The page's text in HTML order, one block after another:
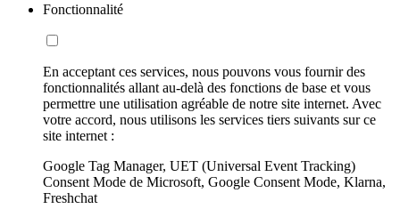
Fonctionnalité
En acceptant ces services, nous pouvons vous fournir des
fonctionnalités allant au-delà des fonctions de base et vous
permettre une utilisation agréable de notre site internet. Avec
votre accord, nous utilisons les services tiers suivants sur ce
site internet :
Google Tag Manager, UET (Universal Event Tracking)
Consent Mode de Microsoft, Google Consent Mode, Klarna,
Freshchat